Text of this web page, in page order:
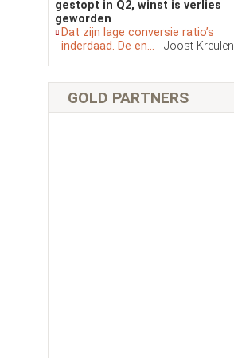
gestopt in Q2, winst is verlies
geworden
Dat zijn lage conversie ratio’s
inderdaad. De en... - Joost Kreulen
GOLD PARTNERS